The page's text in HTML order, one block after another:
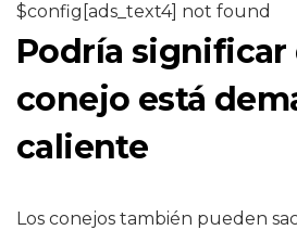
$config[ads_text4] not found
Podría significar
conejo está
caliente
Los conejos también pueden